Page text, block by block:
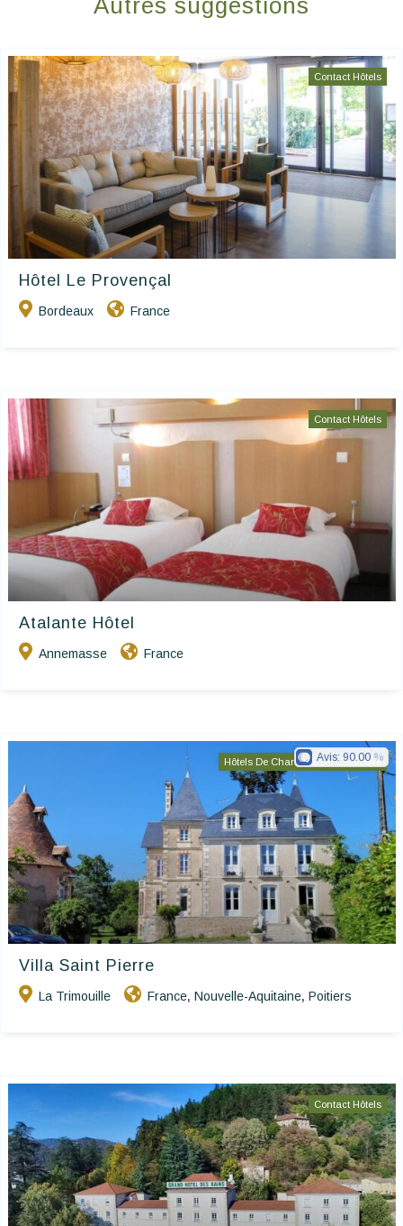
Contact Hôtels
Hôtel Le Provençal
Bordeaux France
Contact Hôtels
Atalante Hôtel
Annemasse France
Hôtels De Charme & De Caractère
Villa Saint Pierre
La Trimouille France, Nouvelle-Aquitaine, Poitiers
Avis: 90.00
Contact Hôtels